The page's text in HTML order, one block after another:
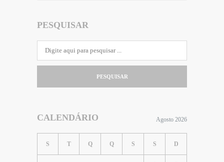
PESQUISAR
PESQUISAR
CALENDÁRIO Agosto 2026
S T Q Q S S D